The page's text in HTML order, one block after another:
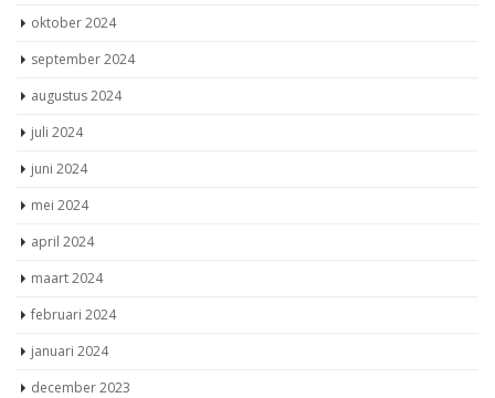
oktober 2024
september 2024
augustus 2024
juli 2024
juni 2024
mei 2024
april 2024
maart 2024
februari 2024
januari 2024
december 2023